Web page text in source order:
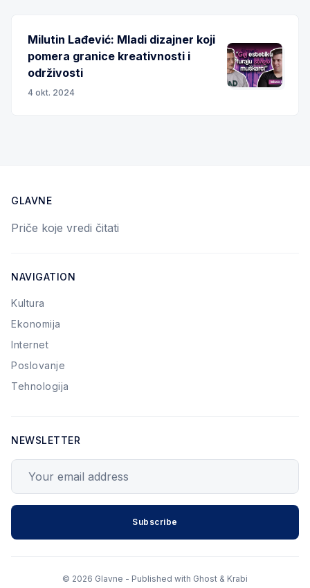
Milutin Lađević: Mladi dizajner koji
pomera granice kreativnosti i
održivosti
4 okt. 2024
GLAVNE
Priče koje vredi čitati
NAVIGATION
Kultura
Ekonomija
Internet
Poslovanje
Tehnologija
NEWSLETTER
Subscribe
© 2026 Glavne - Published with Ghost & Krabi